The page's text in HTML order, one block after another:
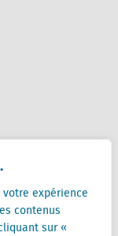
expérience
contenus
sur «